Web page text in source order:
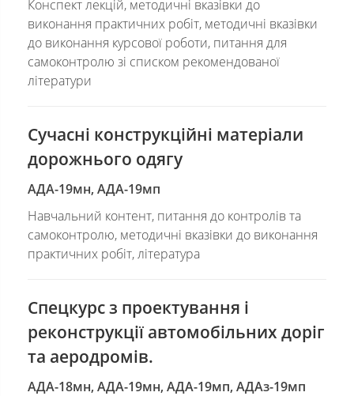
Конспект лекцій, методичні вказівки до
виконання практичних робіт, методичні вказівки
до виконання курсової роботи, питання для
самоконтролю зі списком рекомендованої
літератури
Сучасні конструкційні матеріали
дорожнього одягу
АДА-19мн, АДА-19мп
Навчальний контент, питання до контролів та
самоконтролю, методичні вказівки до виконання
практичних робіт, література
Спецкурс з проектування і
реконструкції автомобільних доріг
та аеродромів.
АДА-18мн, АДА-19мн, АДА-19мп, АДАз-19мп